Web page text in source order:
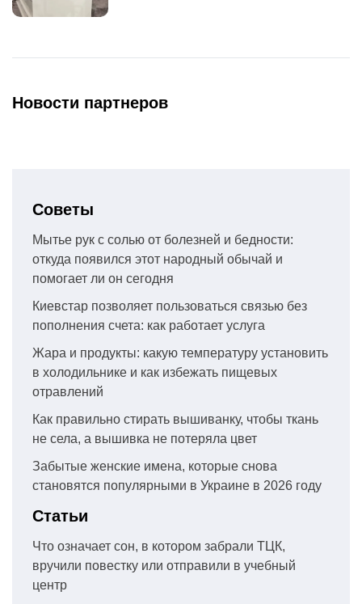
Новости партнеров
Советы
Мытье рук с солью от болезней и бедности:
откуда появился этот народный обычай и
помогает ли он сегодня
Киевстар позволяет пользоваться связью без
пополнения счета: как работает услуга
Жара и продукты: какую температуру установить
в холодильнике и как избежать пищевых
отравлений
Как правильно стирать вышиванку, чтобы ткань
не села, а вышивка не потеряла цвет
Забытые женские имена, которые снова
становятся популярными в Украине в 2026 году
Статьи
Что означает сон, в котором забрали ТЦК,
вручили повестку или отправили в учебный
центр